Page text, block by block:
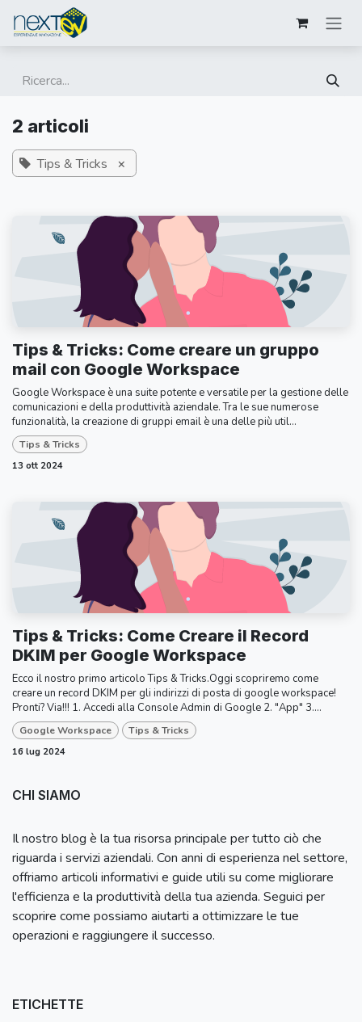
Passa al contenuto
2 articoli
Tips & Tricks ×
Tips & Tricks: Come creare un gruppo
mail con Google Workspace
Google Workspace è una suite potente e versatile per la gestione delle
comunicazioni e della produttività aziendale. Tra le sue numerose
funzionalità, la creazione di gruppi email è una delle più util...
Tips & Tricks
13 ott 2024
Tips & Tricks: Come Creare il Record
DKIM per Google Workspace
Ecco il nostro primo articolo Tips & Tricks.Oggi scopriremo come
creare un record DKIM per gli indirizzi di posta di google workspace!
Pronti? Via!!! 1. Accedi alla Console Admin di Google 2. "App" 3....
Google Workspace Tips & Tricks
16 lug 2024
CHI SIAMO
Il nostro blog è la tua risorsa principale per tutto ciò che
riguarda i servizi aziendali. Con anni di esperienza nel settore,
offriamo articoli informativi e guide utili su come migliorare
l'efficienza e la produttività della tua azienda. Seguici per
scoprire come possiamo aiutarti a ottimizzare le tue
operazioni e raggiungere il successo.
ETICHETTE